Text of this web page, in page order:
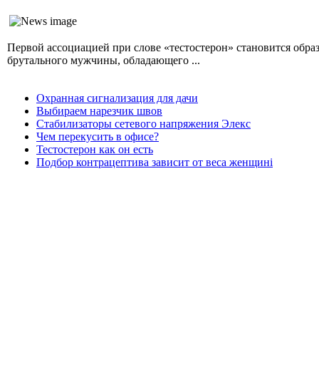
Первой ассоциацией при слове «тестостерон» становится образ
брутального мужчины, обладающего ...
Охранная сигнализация для дачи
Выбираем нарезчик швов
Стабилизаторы сетевого напряжения Элекс
Чем перекусить в офисе?
Тестостерон как он есть
Подбор контрацептива зависит от веса женщині